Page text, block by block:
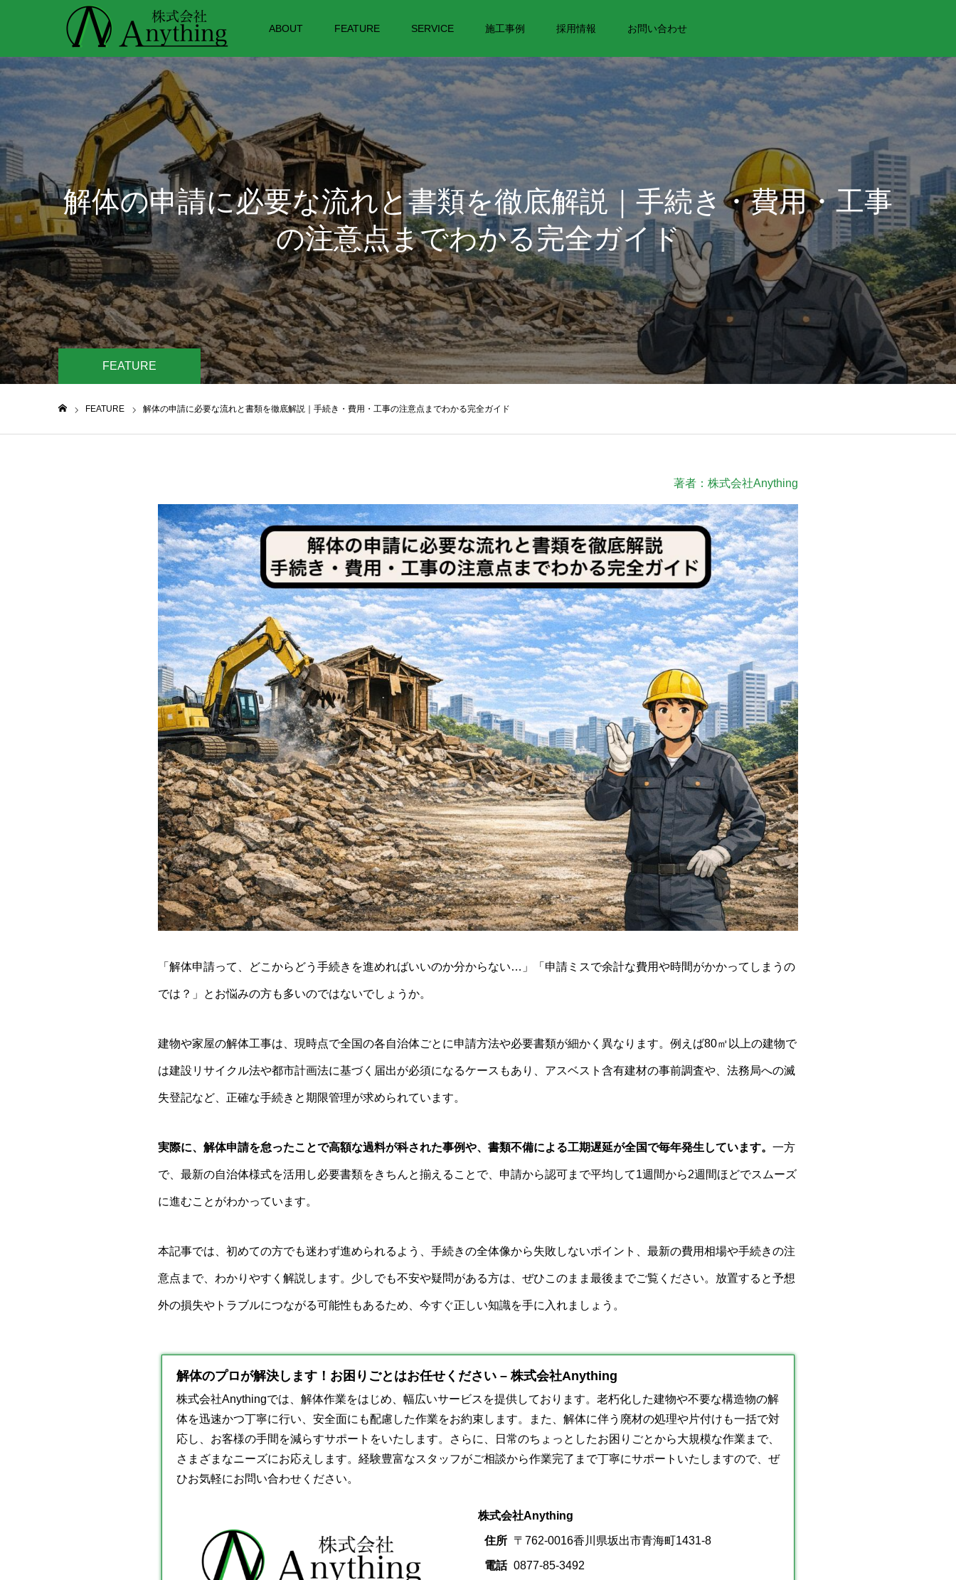
ABOUT FEATURE SERVICE 施工事例 採用情報 お問い合わせ
解体の申請に必要な流れと書類を徹底解説｜手続き・費用・工事
の注意点までわかる完全ガイド
FEATURE
FEATURE 解体の申請に必要な流れと書類を徹底解説｜手続き・費用・工事の注意点までわかる完全ガイド
著者：株式会社Anything
「解体申請って、どこからどう手続きを進めればいいのか分からない…」「申請ミスで余計な費用や時間がかかってしまうの
では？」とお悩みの方も多いのではないでしょうか。
建物や家屋の解体工事は、現時点で全国の各自治体ごとに申請方法や必要書類が細かく異なります。例えば80㎡以上の建物で
は建設リサイクル法や都市計画法に基づく届出が必須になるケースもあり、アスベスト含有建材の事前調査や、法務局への滅
失登記など、正確な手続きと期限管理が求められています。
実際に、解体申請を怠ったことで高額な過料が科された事例や、書類不備による工期遅延が全国で毎年発生しています。 一方
で、最新の自治体様式を活用し必要書類をきちんと揃えることで、申請から認可まで平均して1週間から2週間ほどでスムーズ
に進むことがわかっています。
本記事では、初めての方でも迷わず進められるよう、手続きの全体像から失敗しないポイント、最新の費用相場や手続きの注
意点まで、わかりやすく解説します。少しでも不安や疑問がある方は、ぜひこのまま最後までご覧ください。放置すると予想
外の損失やトラブルにつながる可能性もあるため、今すぐ正しい知識を手に入れましょう。
解体のプロが解決します！お困りごとはお任せください – 株式会社Anything
株式会社Anythingでは、解体作業をはじめ、幅広いサービスを提供しております。老朽化した建物や不要な構造物の解
体を迅速かつ丁寧に行い、安全面にも配慮した作業をお約束します。また、解体に伴う廃材の処理や片付けも一括で対
応し、お客様の手間を減らすサポートをいたします。さらに、日常のちょっとしたお困りごとから大規模な作業まで、
さまざまなニーズにお応えします。経験豊富なスタッフがご相談から作業完了まで丁寧にサポートいたしますので、ぜ
ひお気軽にお問い合わせください。
株式会社Anything
住所 〒762-0016香川県坂出市青海町1431-8
電話 0877-85-3492